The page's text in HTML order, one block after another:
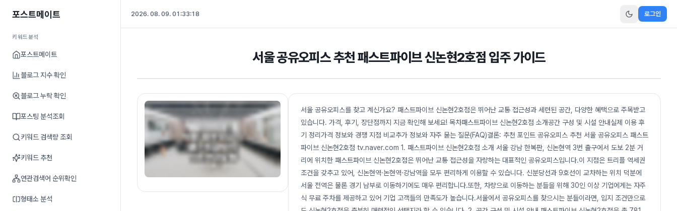
포스트메이트
키워드분석
포스트메이트
블로그 지수 확인
블로그 누락 확인
포스팅 분석조회
키워드 검색량 조회
키워드 추천
연관검색어 순위확인
형태소 분석
2026. 08. 09. 01:33:19 로그인
서울 공유오피스 추천 패스트파이브 신논현2호점 입주 가이드
서울 공유오피스를 찾고 계신가요? 패스트파이브 신논현2호점은 뛰어난 교통 접근성과 세련된 공간, 다양한 혜택으로 주목받고
있습니다. 가격, 후기, 장단점까지 지금 확인해 보세요! 목차패스트파이브 신논현2호점 소개공간 구성 및 시설 안내실제 이용 후
기 정리가격 정보와 경쟁 지점 비교추가 정보와 자주 묻는 질문(FAQ)결론: 추천 포인트 공유오피스 추천 서울 공유오피스 패스트
파이브 신논현2호점 tv.naver.com 1. 패스트파이브 신논현2호점 소개 서울 강남 한복판, 신논현역 3번 출구에서 도보 2분 거
리에 위치한 패스트파이브 신논현2호점은 뛰어난 교통 접근성을 자랑하는 대표적인 공유오피스입니다.이 지점은 트리플 역세권
조건을 갖추고 있어, 신논현역·논현역·강남역을 모두 편리하게 이용할 수 있습니다. 신분당선과 9호선이 교차하는 위치 덕분에
서울 전역은 물론 경기 남부로 이동하기에도 매우 편리합니다.또한, 차량으로 이동하는 분들을 위해 30인 이상 기업에게는 자주
식 무료 주차를 제공하고 있어 기업 고객들의 만족도가 높습니다.서울에서 공유오피스를 찾으시는 분들이라면, 입지 조건만으로